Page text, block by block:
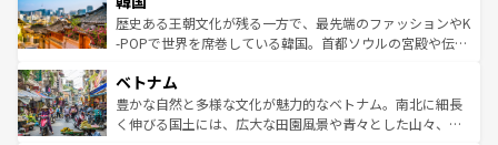
はコンテンツ一覧を参照してほしい。
ビング、ハイキングなど、アウトドア好きにはたまらな
い。オーストラリアの多彩な魅力を存分に味わいつくそ
参照してほしい。
と山間の静けさが共存しており、訪れる人に新しい発見と
驚きをもたらしてくれる。また、奥深い台湾の食文化も魅
容にもいいと評判のスイーツなど、バラエティ豊かな料理
が味わえる。 なお、新着の台湾情報は コンテンツ一覧を参
照してほしい。
歴史ある王朝文化が残る一方で、最先端のファッションやK
-POPで世界を席巻している韓国。首都ソウルの宮殿や伝統
き、地方に足を延ばせば四季折々の自然美を楽しむことが
できる。そして、キムチや焼肉、絶品のストリートフード
まで、さまざまな韓国料理が待っている。夜には、韓国な
ベトナム
豊かな自然と多様な文化が魅力的なベトナム。南北に細長
く伸びる国土には、広大な田園風景や青々とした山々、世